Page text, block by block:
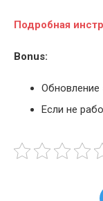
Подробная
Bonus:
Обновление
Если не